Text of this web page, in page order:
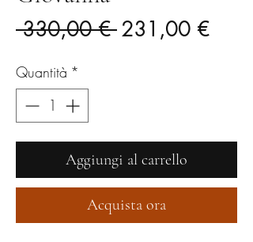
330,00 € Prezzo
231,00 €Prezzo
Quantità *
Aggiungi al carrello
Acquista ora